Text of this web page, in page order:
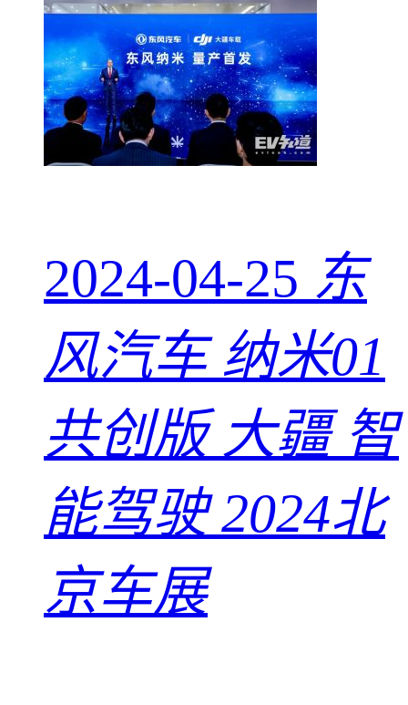
2024-04-25 东
风汽车 纳米01
共创版 大疆 智
能驾驶 2024北
京车展